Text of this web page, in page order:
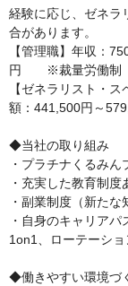
経験に応じ、ゼネラ
合があります。
【管理職】年収：
円　　※裁量労働制
【ゼネラリスト・
額：441,500円～
◆当社の取り組み
・プラチナくるみ
・充実した教育制
・副業制度（新たな
・自身のキャリア
1on1、ローテーショ
◆働きやすい環境づ